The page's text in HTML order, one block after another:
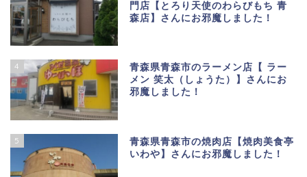
門店【とろり天使のわらびもち 青
森店】さんにお邪魔しました！
4
青森県青森市のラーメン店【 ラー
メン 笑太（しょうた）】さんにお
邪魔しました！
5
青森県青森市の焼肉店【焼肉美食亭
いわや】さんにお邪魔しました！